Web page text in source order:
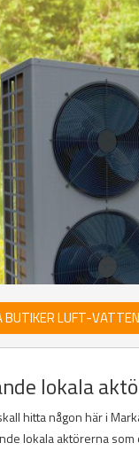
BUTIKER LUFT-
lokala
hitta någon här i
lokala aktörerna som